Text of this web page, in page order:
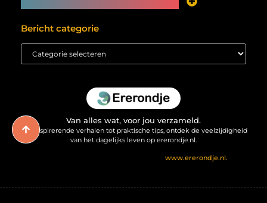
Bericht categorie
Van alles wat, voor jou verzameld.
Van inspirerende verhalen tot praktische tips, ontdek de veelzijdigheid
van het dagelijks leven op ererondje.nl.
www.ererondje.nl.